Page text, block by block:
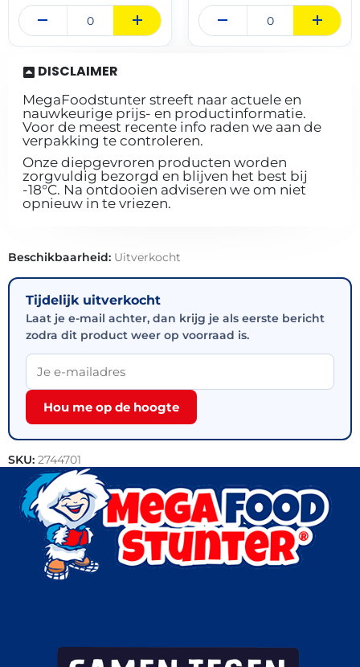
DISCLAIMER
MegaFoodstunter streeft naar actuele en
nauwkeurige prijs- en productinformatie.
Voor de meest recente info raden we aan de
verpakking te controleren.
Onze diepgevroren producten worden
zorgvuldig bezorgd en blijven het best bij
-18°C. Na ontdooien adviseren we om niet
opnieuw in te vriezen.
Beschikbaarheid: Uitverkocht
Tijdelijk uitverkocht
Laat je e-mail achter, dan krijg je als eerste bericht
zodra dit product weer op voorraad is.
Hou me op de hoogte
SKU: 2744701
Categorie: Outlet